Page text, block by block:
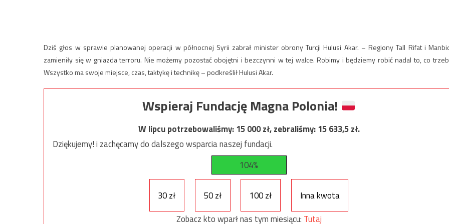
Dziś głos w sprawie planowanej operacji w północnej Syrii zabrał minister obrony Turcji Hulusi Akar. – Regiony Tall Rifat i
zamieniły się w gniazda terroru. Nie możemy pozostać obojętni i bezczynni w tej walce. Robimy i będziemy robić nadal to, co
Wszystko ma swoje miejsce, czas, taktykę i technikę – podkreślił Hulusi Akar.
Wspieraj Fundację Magna Polonia!
W lipcu potrzebowaliśmy:15 000zł, zebraliśmy:15 633,5zł.
Dziękujemy! i zachęcamy do dalszego wsparcia naszej fundacji.
104%
30 zł 50 zł 100 zł
Inna kwota
Zobacz kto wparł nas tym miesiącu: Tutaj